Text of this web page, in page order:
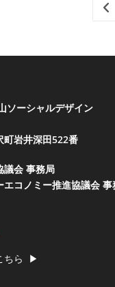
前
ソーシャルデザイン
町岩井深田522番
議会 事務局
エコノミー推進協議会 事
ちら ▶︎